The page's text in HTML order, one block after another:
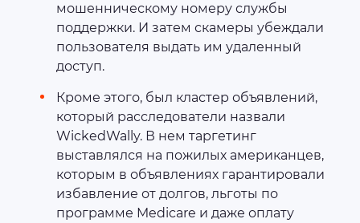
мошенническому номеру службы
поддержки. И затем скамеры убеждали
пользователя выдать им удаленный
доступ.
Кроме этого, был кластер объявлений,
который расследователи назвали
WickedWally. В нем таргетинг
выставлялся на пожилых американцев,
которым в объявлениях гарантировали
избавление от долгов, льготы по
программе Medicare и даже оплату